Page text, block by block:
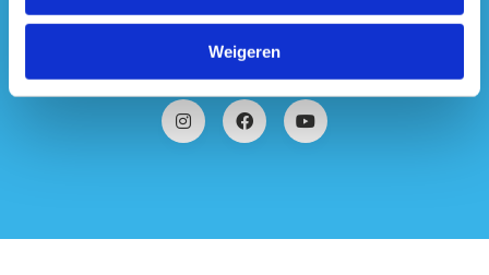
Weigeren
#sportersbelevenmeer
ook op sociale media